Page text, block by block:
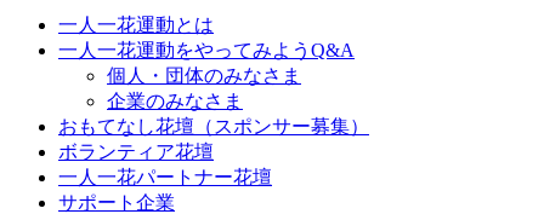
一人一花運動とは
一人一花運動をやってみようQ&A
個人・団体のみなさま
企業のみなさま
おもてなし花壇（スポンサー募集）
ボランティア花壇
一人一花パートナー花壇
サポート企業